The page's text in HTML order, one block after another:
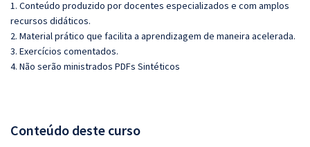
1. Conteúdo produzido por docentes especializados e com amplos
recursos didáticos.
2. Material prático que facilita a aprendizagem de maneira acelerada.
3. Exercícios comentados.
4. Não serão ministrados PDFs Sintéticos
Conteúdo deste curso